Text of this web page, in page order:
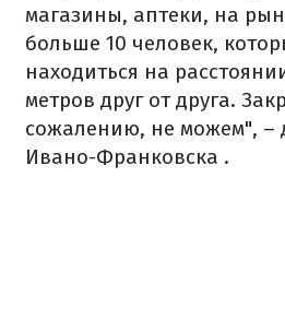
магазины, аптеки, на
больше 10 человек,
находиться на
метров друг от друга.
сожалению, не можем", –
Ивано-Франковска .